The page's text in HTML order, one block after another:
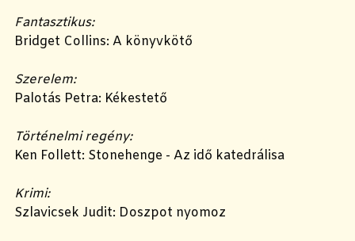
Fantasztikus:
Bridget Collins: A könyvkötő
Szerelem:
Palotás Petra: Kékestető
Történelmi regény:
Ken Follett: Stonehenge - Az idő katedrálisa
Krimi:
Szlavicsek Judit: Doszpot nyomoz